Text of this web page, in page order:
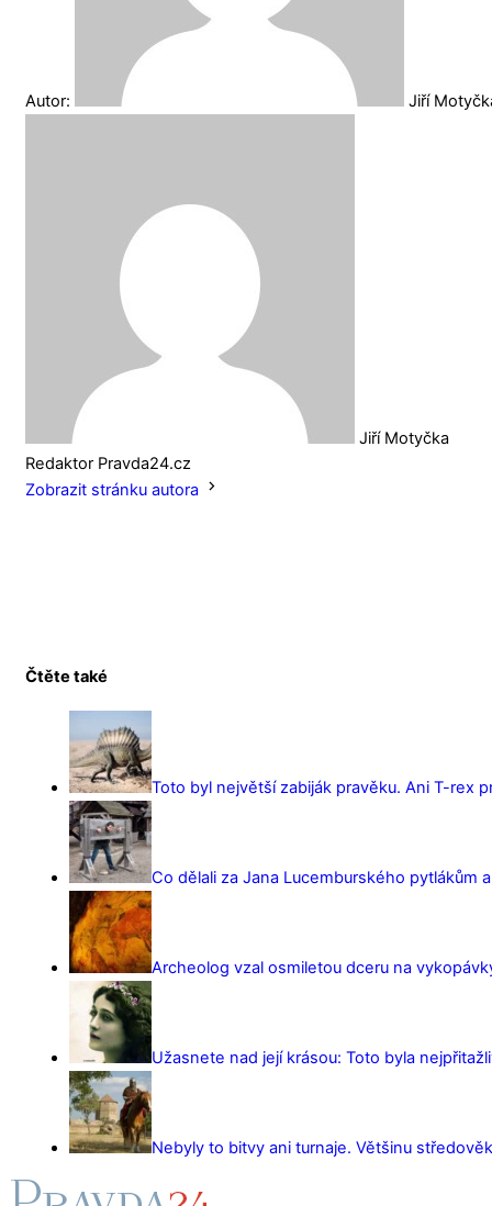
Autor: Jiří
Jiří Motyčka
Redaktor Pravda24.cz
Zobrazit stránku autora
Čtěte také
Toto byl největší zabiják pravěku. Ani T-rex
Co dělali za Jana Lucemburského pytlákům
Archeolog vzal osmiletou dceru na
Užasnete nad její krásou: Toto byla
Nebyly to bitvy ani turnaje. Většinu